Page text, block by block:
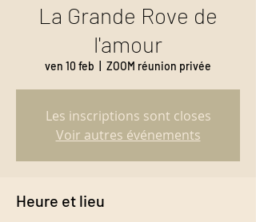
La Grande Rove de
l'amour
ven 10 feb ZOOM réunion privée
Les inscriptions sont closes
Voir autres événements
Heure et lieu